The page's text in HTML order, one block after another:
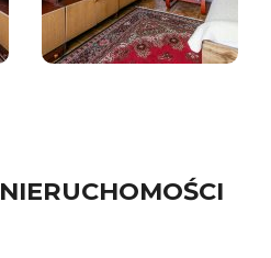
NIERUCHOMOŚCI